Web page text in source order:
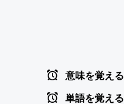
意味を覚える
単語を覚える